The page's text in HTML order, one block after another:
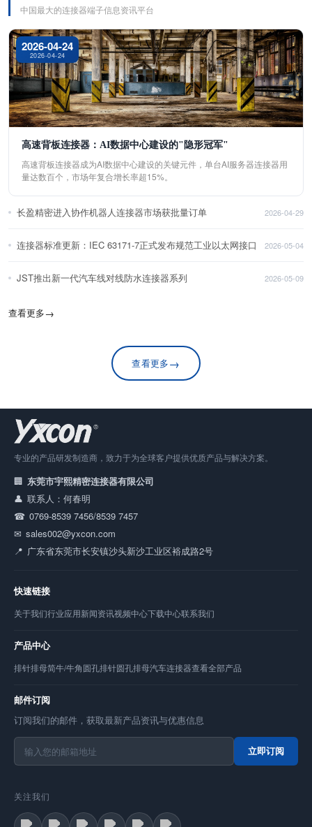
中国最大的连接器端子信息资讯平台
2026-04-24
2026-04-24
高速背板连接器：AI数据中心建设的"隐形冠军"
高速背板连接器成为AI数据中心建设的关键元件，单台AI服务器连接器用
量达数百个，市场年复合增长率超15%。
长盈精密进入协作机器人连接器市场获批量订单 2026-04-29
连接器标准更新：IEC 63171-7正式发布规范工业以太网接口 2026-05-04
JST推出新一代汽车线对线防水连接器系列 2026-05-09
查看更多→
查看更多→
专业的产品研发制造商，致力于为全球客户提供优质产品与解决方案。
东莞市宇熙精密连接器有限公司
联系人：何春明
0769-8539 7456/8539 7457
sales002@yxcon.com
广东省东莞市长安镇沙头新沙工业区裕成路2号
快速链接
关于我们行业应用新闻资讯视频中心下载中心联系我们
产品中心
排针排母简牛/牛角圆孔排针圆孔排母汽车连接器查看全部产品
邮件订阅
订阅我们的邮件，获取最新产品资讯与优惠信息
立即订阅
关注我们